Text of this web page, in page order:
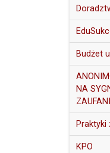
Budżet
NA
Praktyki
KPO